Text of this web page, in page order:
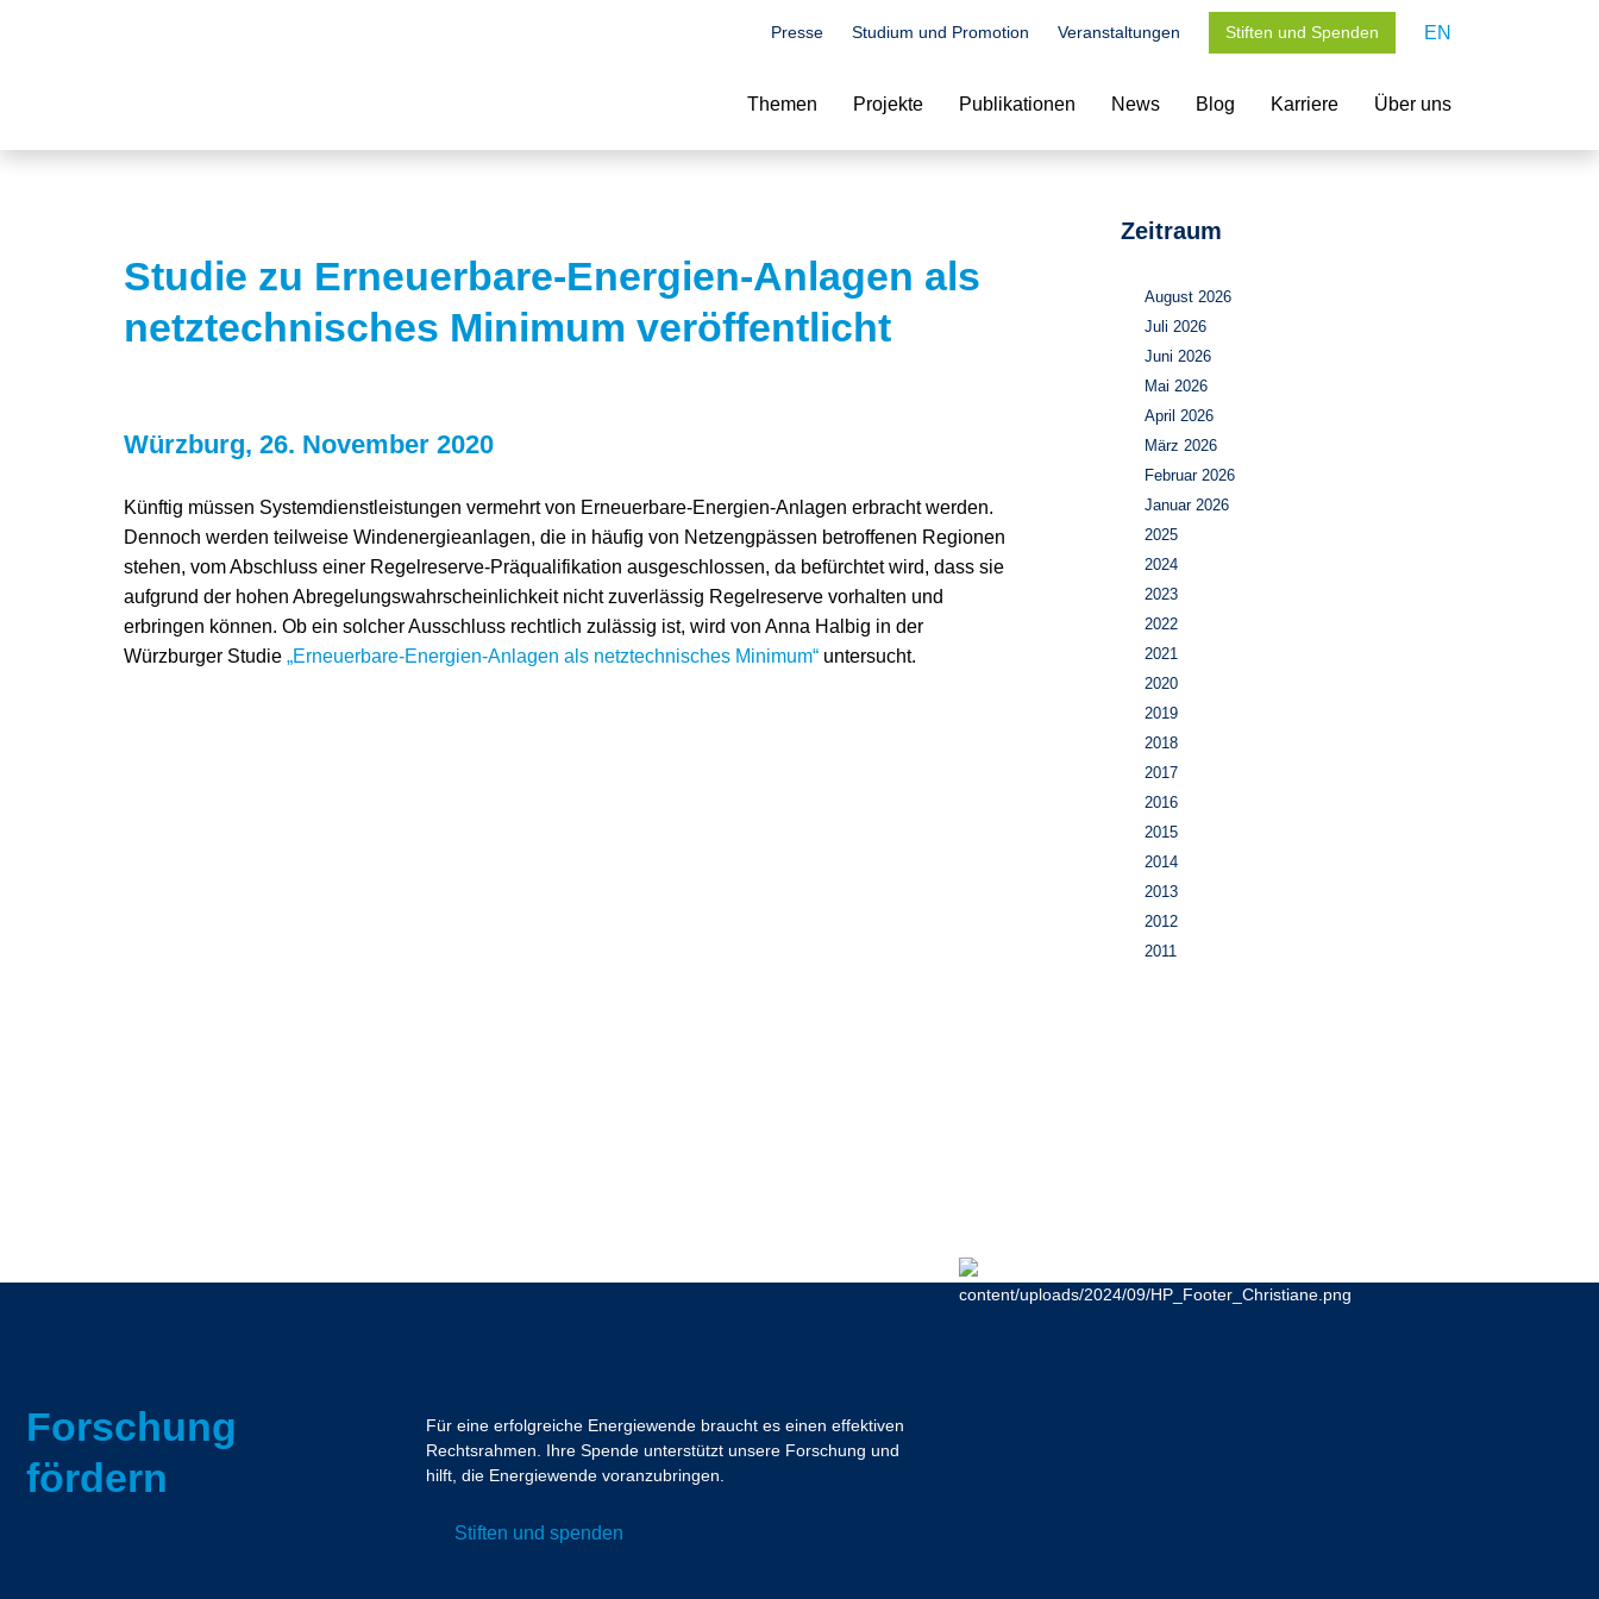
Presse Studium und Promotion Veranstaltungen Stiften und Spenden EN
Themen Projekte Publikationen News Blog Karriere Über uns
Studie zu Erneuerbare-Energien-Anlagen als
netztechnisches Minimum veröffentlicht
Würzburg, 26. November 2020
Künftig müssen Systemdienstleistungen vermehrt von Erneuerbare-Energien-Anlagen erbracht werden.
Dennoch werden teilweise Windenergieanlagen, die in häufig von Netzengpässen betroffenen Regionen
stehen, vom Abschluss einer Regelreserve-Präqualifikation ausgeschlossen, da befürchtet wird, dass sie
aufgrund der hohen Abregelungswahrscheinlichkeit nicht zuverlässig Regelreserve vorhalten und
erbringen können. Ob ein solcher Ausschluss rechtlich zulässig ist, wird von Anna Halbig in der
Würzburger Studie „Erneuerbare-Energien-Anlagen als netztechnisches Minimum“ untersucht.
Zeitraum
August 2026
Juli 2026
Juni 2026
Mai 2026
April 2026
März 2026
Februar 2026
Januar 2026
2025
2024
2023
2022
2021
2020
2019
2018
2017
2016
2015
2014
2013
2012
2011
Forschung
fördern
Für eine erfolgreiche Energiewende braucht es einen effektiven
Rechtsrahmen. Ihre Spende unterstützt unsere Forschung und
hilft, die Energiewende voranzubringen.
Stiften und spenden